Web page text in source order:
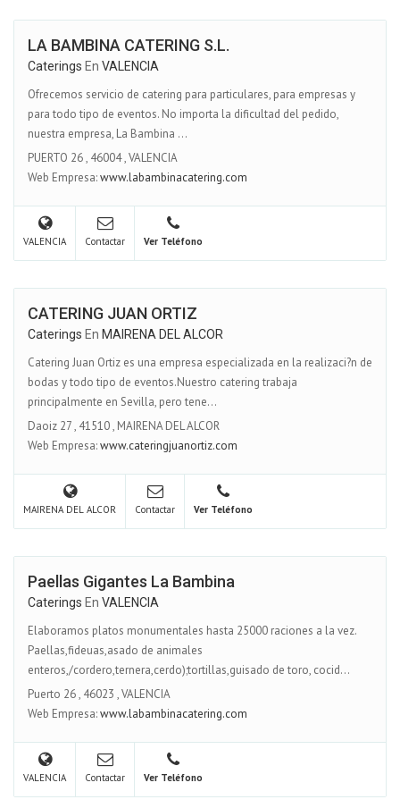
LA BAMBINA CATERING S.L.
Caterings En VALENCIA
Ofrecemos servicio de catering para particulares, para empresas y
para todo tipo de eventos. No importa la dificultad del pedido,
nuestra empresa, La Bambina ...
PUERTO 26, 46004,VALENCIA
Web Empresa:www.labambinacatering.com
VALENCIA Contactar Ver Teléfono
CATERING JUAN ORTIZ
Caterings En MAIRENA DEL ALCOR
Catering Juan Ortiz es una empresa especializada en la realizaci?n de
bodas y todo tipo de eventos.Nuestro catering trabaja
principalmente en Sevilla, pero tene...
Daoiz 27, 41510, MAIRENA DEL ALCOR
Web Empresa:www.cateringjuanortiz.com
MAIRENA DEL ALCOR Contactar Ver Teléfono
Paellas Gigantes La Bambina
Caterings En VALENCIA
Elaboramos platos monumentales hasta 25000 raciones a la vez.
Paellas,fideuas,asado de animales
enteros,/cordero,ternera,cerdo);tortillas,guisado de toro, cocid...
Puerto 26, 46023 ,VALENCIA
Web Empresa:www.labambinacatering.com
VALENCIA Contactar Ver Teléfono